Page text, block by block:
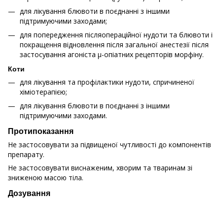
для лікування блювоти в поєднанні з іншими
підтримуючими заходами;
для попередження післяопераційної нудоти та блювоти і
покращення відновлення після загальної анестезії після
застосування агоніста μ-опіатних рецепторів морфіну.
Коти
для лікування та профілактики нудоти, спричиненої
хіміотерапією;
для лікування блювоти в поєднанні з іншими
підтримуючими заходами.
Протипоказання
Не застосовувати за підвищеної чутливості до компонентів
препарату.
Не застосовувати виснаженим, хворим та тваринам зі
зниженою масою тіла.
Дозування